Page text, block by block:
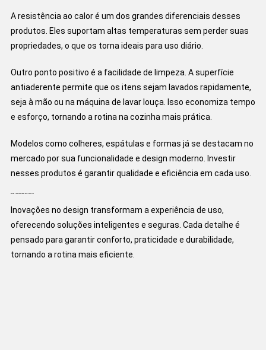
A resistência ao calor é um dos grandes diferenciais desses
produtos. Eles suportam altas temperaturas sem perder suas
propriedades, o que os torna ideais para uso diário.
Outro ponto positivo é a facilidade de limpeza. A superfície
antiaderente permite que os itens sejam lavados rapidamente,
seja à mão ou na máquina de lavar louça. Isso economiza tempo
e esforço, tornando a rotina na cozinha mais prática.
Modelos como colheres, espátulas e formas já se destacam no
mercado por sua funcionalidade e design moderno. Investir
nesses produtos é garantir qualidade e eficiência em cada uso.
Design e Funcionalidade dos Utensílios
Inovações no design transformam a experiência de uso,
oferecendo soluções inteligentes e seguras. Cada detalhe é
pensado para garantir conforto, praticidade e durabilidade,
tornando a rotina mais eficiente.